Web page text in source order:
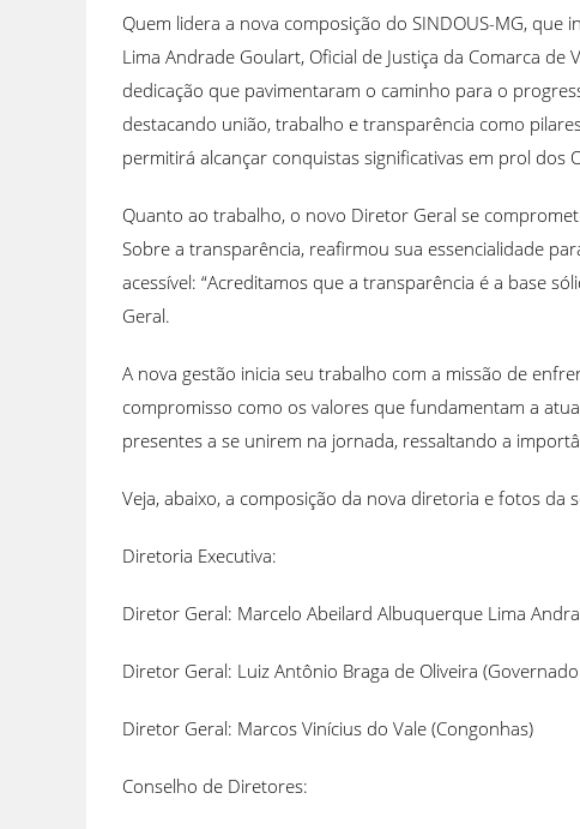
Quem lidera a nova composição do SINDOUS-MG,
Lima Andrade Goulart, Oficial de Justiça da Comarca
dedicação que pavimentaram o caminho para o
destacando união, trabalho e transparência como
permitirá alcançar conquistas significativas em prol dos
Quanto ao trabalho, o novo Diretor Geral se
Sobre a transparência, reafirmou sua essencialidade
acessível: “Acreditamos que a transparência é a base
Geral.
A nova gestão inicia seu trabalho com a missão de
compromisso como os valores que fundamentam a
presentes a se unirem na jornada, ressaltando a
Veja, abaixo, a composição da nova diretoria e fotos da
Diretoria Executiva:
Diretor Geral: Marcelo Abeilard Albuquerque Lima
Diretor Geral: Luiz Antônio Braga de Oliveira
Diretor Geral: Marcos Vinícius do Vale (Congonhas)
Conselho de Diretores: